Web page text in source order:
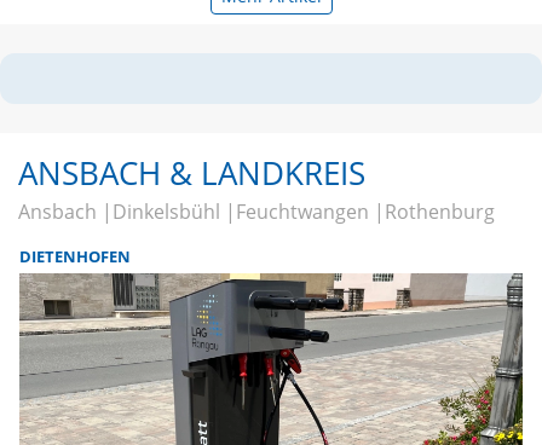
ANSBACH & LANDKREIS
Ansbach Dinkelsbühl Feuchtwangen Rothenburg
DIETENHOFEN